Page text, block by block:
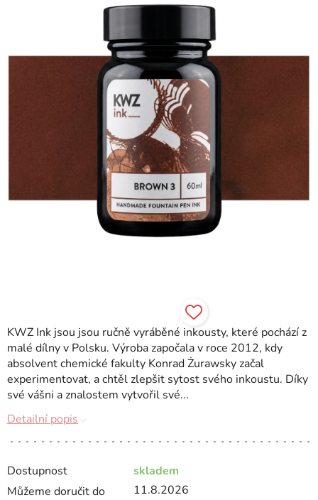
Dostupnost
skladem
Můžeme doručit do
11.8.2026
KWZ Ink jsou jsou ručně vyráběné inkousty, které pochází z
malé dílny v Polsku. Výroba započala v roce 2012, kdy
absolvent chemické fakulty Konrad Żurawsky začal
experimentovat, a chtěl zlepšit sytost svého inkoustu. Díky
své vášni a znalostem vytvořil své...
Detailní popis